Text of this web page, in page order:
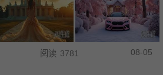
阅读 3781 08-05